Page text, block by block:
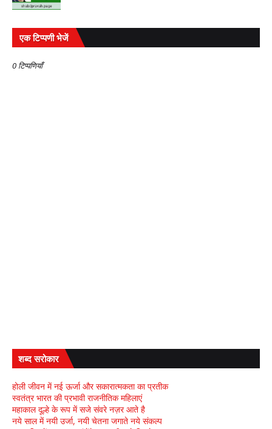
एक टिप्पणी भेजें
0 टिप्पणियाँ
शब्द सरोकार
होली जीवन में नई ऊर्जा और सकारात्मकता का प्रतीक
स्वतंत्र भारत की प्रभावी राजनीतिक महिलाएं
महाकाल दूल्हे के रूप में सजे संवरे नज़र आते है
नये साल में नयी उर्जा, नयी चेतना जगाते नये संकल्प